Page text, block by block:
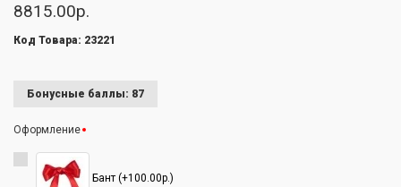
8815.00р.
Код Товара: 23221
Бонусные баллы: 87
Оформление
Бант (+100.00р.)